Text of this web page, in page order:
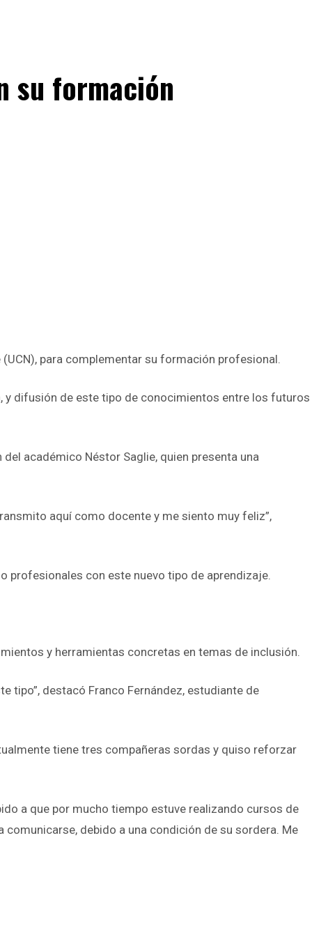
su formación
para complementar su formación profesional.
y difusión de este tipo de conocimientos entre los futuros
académico Néstor Saglie, quien presenta una
aquí como docente y me siento muy feliz”,
profesionales con este nuevo tipo de aprendizaje.
y herramientas concretas en temas de inclusión.
tipo”, destacó Franco Fernández, estudiante de
tiene tres compañeras sordas y quiso reforzar
a que por mucho tiempo estuve realizando cursos de
debido a una condición de su sordera. Me